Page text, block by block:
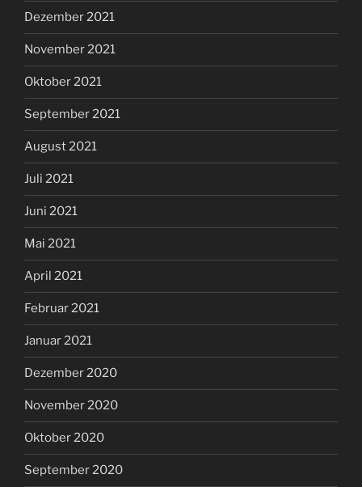
Dezember 2021
November 2021
Oktober 2021
September 2021
August 2021
Juli 2021
Juni 2021
Mai 2021
April 2021
Februar 2021
Januar 2021
Dezember 2020
November 2020
Oktober 2020
September 2020